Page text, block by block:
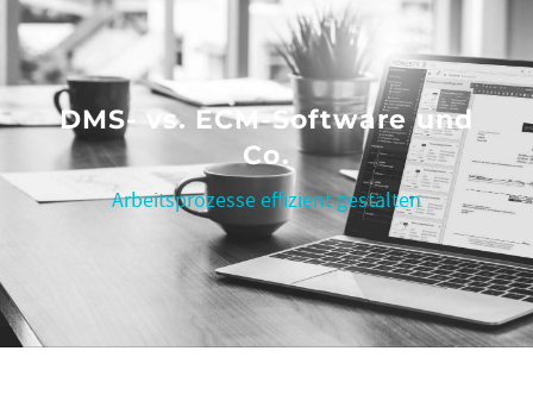
DMS- vs. ECM-Software und
Co.
Arbeitsprozesse effizient gestalten